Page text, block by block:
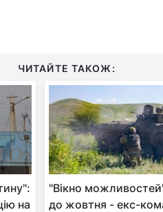
ЧИТАЙТЕ ТАКОЖ:
на
"Вікно
до жовтня - екс-